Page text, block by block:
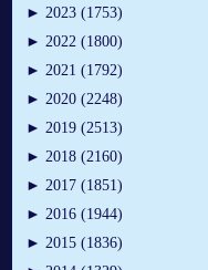
► 2023 (1753)
► 2022 (1800)
► 2021 (1792)
► 2020 (2248)
► 2019 (2513)
► 2018 (2160)
► 2017 (1851)
► 2016 (1944)
► 2015 (1836)